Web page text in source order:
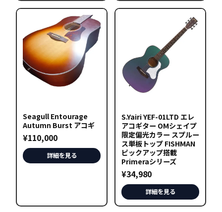
Seagull Entourage
Autumn Burst アコギ
¥110,000
詳細を見る
S.Yairi YEF-01LTD エレ
アコギター OMシェイプ
限定偏光カラー スプルー
ス単板トップ FISHMAN
ピックアップ搭載
Primeraシリーズ
¥34,980
詳細を見る
こ
は
の
バ
リ
エ
ー
シ
ョ
ン